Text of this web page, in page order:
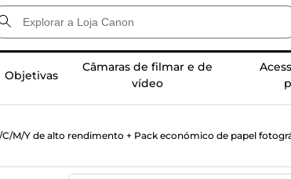
Objetivas
Câmaras de filmar e de
vídeo
C/M/Y de alto rendimento + Pack económico de papel